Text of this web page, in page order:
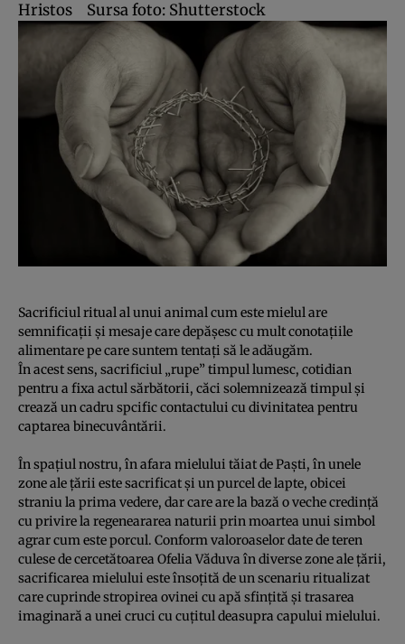
Hristos Sursa foto: Shutterstock
Sacrificiul ritual al unui animal cum este mielul are
semnificaţii şi mesaje care depăşesc cu mult conotaţiile
alimentare pe care suntem tentaţi să le adăugăm.
În acest sens, sacrificiul „rupe” timpul lumesc, cotidian
pentru a fixa actul sărbătorii, căci solemnizează timpul şi
crează un cadru spcific contactului cu divinitatea pentru
captarea binecuvântării.
În spaţiul nostru, în afara mielului tăiat de Paşti, în unele
zone ale ţării este sacrificat şi un purcel de lapte, obicei
straniu la prima vedere, dar care are la bază o veche credinţă
cu privire la regeneararea naturii prin moartea unui simbol
agrar cum este porcul. Conform valoroaselor date de teren
culese de cercetătoarea Ofelia Văduva în diverse zone ale ţării,
sacrificarea mielului este însoţită de un scenariu ritualizat
care cuprinde stropirea ovinei cu apă sfinţită şi trasarea
imaginară a unei cruci cu cuţitul deasupra capului mielului.